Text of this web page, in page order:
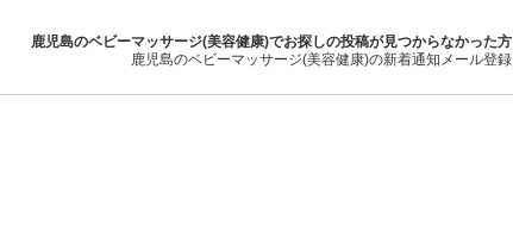
鹿児島のベビーマッサージ(美容健康)でお探しの投稿が見つからなかった方
鹿児島のベビーマッサージ(美容健康)の新着通知メール登録